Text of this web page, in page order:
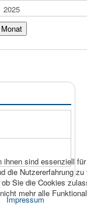
Impressum
sind essenziell
die Nutzererfahrung zu
Sie die Cookies
mehr alle